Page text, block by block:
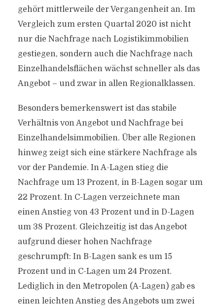
gehört mittlerweile der Vergangenheit an. Im
Vergleich zum ersten Quartal 2020 ist nicht
nur die Nachfrage nach Logistikimmobilien
gestiegen, sondern auch die Nachfrage nach
Einzelhandelsflächen wächst schneller als das
Angebot – und zwar in allen Regionalklassen.
Besonders bemerkenswert ist das stabile
Verhältnis von Angebot und Nachfrage bei
Einzelhandelsimmobilien. Über alle Regionen
hinweg zeigt sich eine stärkere Nachfrage als
vor der Pandemie. In A-Lagen stieg die
Nachfrage um 13 Prozent, in B-Lagen sogar um
22 Prozent. In C-Lagen verzeichnete man
einen Anstieg von 43 Prozent und in D-Lagen
um 38 Prozent. Gleichzeitig ist das Angebot
aufgrund dieser hohen Nachfrage
geschrumpft: In B-Lagen sank es um 15
Prozent und in C-Lagen um 24 Prozent.
Lediglich in den Metropolen (A-Lagen) gab es
einen leichten Anstieg des Angebots um zwei